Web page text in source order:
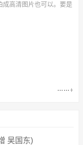
成高清图片也可以。要是
吴国东)